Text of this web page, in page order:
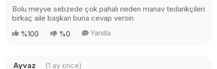
Bolu meyve sebzede çok pahalı neden manav tedarikçileri
birkaç aile başkan buna cevap versin
%100 %0 Yanıtla
Ayvaz
(1 ay önce)